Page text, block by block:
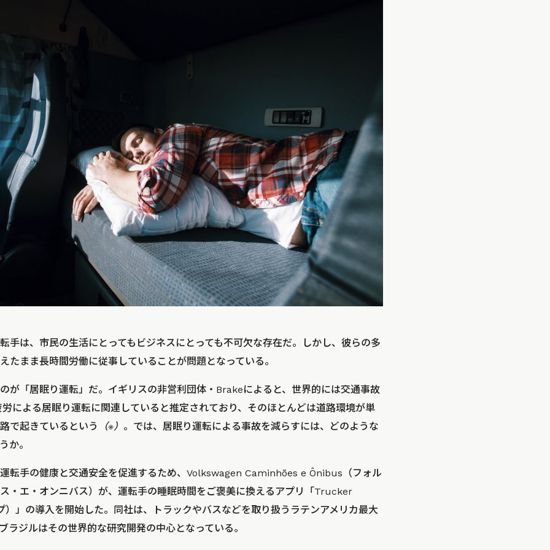
手は、市民の生活にとってもビジネスにとっても不可欠な存在だ。しかし、彼らの多
たまま長時間労働に従事していることが問題となっている。
が「居眠り運転」だ。イギリスの非営利団体・Brakeによると、世界的には交通事故
による居眠り運転に関連していると推定されており、そのほとんどは道路環境が単
で起きているという
（※） 。では、居眠り運転による事故を減らすには、どのような
か。
転手の健康と交通安全を促進するため、Volkswagen Caminhões e Ônibus（フォル
・エ・オンニバス）が、運転手の睡眠時間をご褒美に換えるアプリ「Trucker
」の導入を開始した。同社は、トラックやバスなどを取り扱うラテンアメリカ最大
ラジルはその世界的な研究開発の中心となっている。